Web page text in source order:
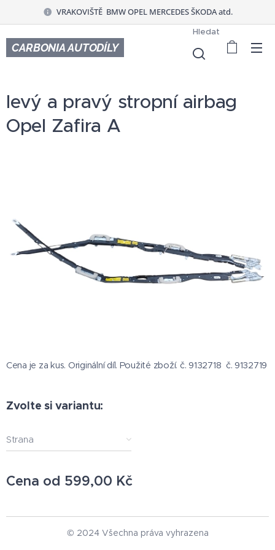
VRAKOVIŠTĚ BMW OPEL MERCEDES ŠKODA atd.
CARBONIA AUTODÍLY
Hledat
levý a pravý stropní airbag
Opel Zafira A
Cena je za kus. Originální díl. Použité zboží. č. 9132718 č. 9132719
Zvolte si variantu:
Strana
Cena od 599,00 Kč
© 2024 Všechna práva vyhrazena